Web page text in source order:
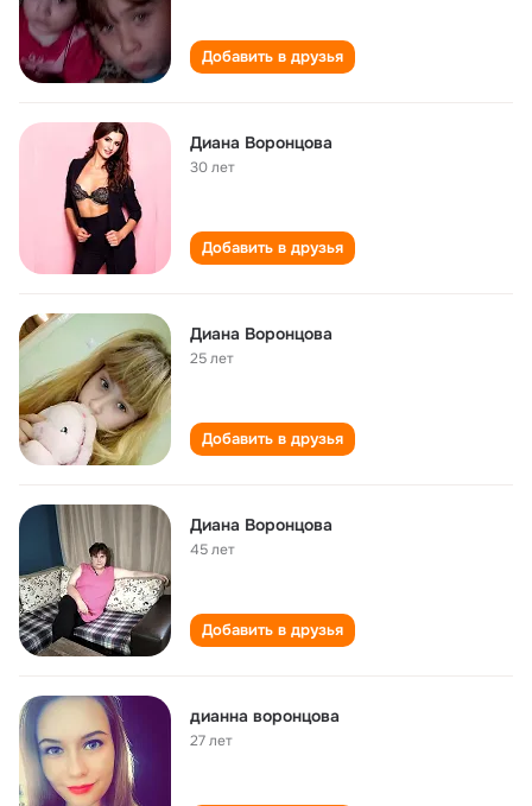
Добавить в друзья
Диана Воронцова
30 лет
Добавить в друзья
Диана Воронцова
25 лет
Добавить в друзья
Диана Воронцова
45 лет
Добавить в друзья
дианна воронцова
27 лет